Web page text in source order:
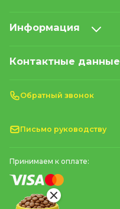
Информация
Контактные данные
Обратный звонок
Письмо руководству
Принимаем к оплате: